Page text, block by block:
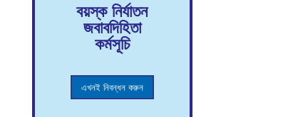
বয়স্ক নির্যাতন
জবাবদিহিতা
কর্মসূচি
এখনই নিবন্ধন করুন